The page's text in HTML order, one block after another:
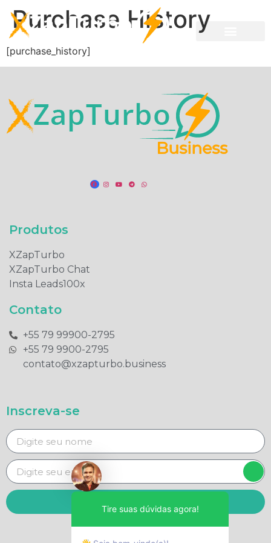
Purchase History
[purchase_history]
Produtos​
XZapTurbo
XZapTurbo Chat
Insta Leads100x
Contato
+55 79 99900-2795​
+55 79 9900-2795​
contato@xzapturbo.business
Inscreva-se
Tire suas dúvidas agora!